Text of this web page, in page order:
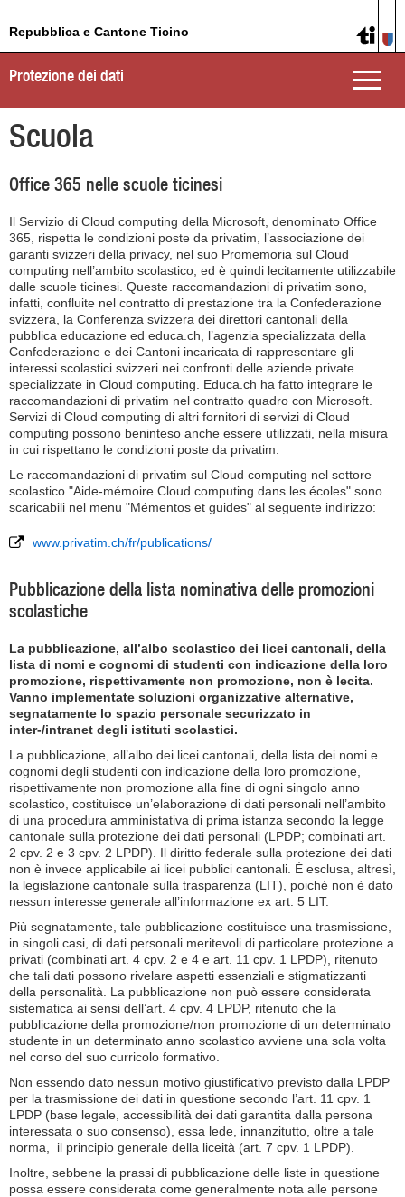
Repubblica e Cantone Ticino
Toggle
Protezione dei dati
Scuola
Office 365 nelle scuole ticinesi
Il Servizio di Cloud computing della Microsoft, denominato Office
365, rispetta le condizioni poste da privatim, l’associazione dei
garanti svizzeri della privacy, nel suo Promemoria sul Cloud
computing nell’ambito scolastico, ed è quindi lecitamente utilizzabile
dalle scuole ticinesi. Queste raccomandazioni di privatim sono,
infatti, confluite nel contratto di prestazione tra la Confederazione
svizzera, la Conferenza svizzera dei direttori cantonali della
pubblica educazione ed educa.ch, l’agenzia specializzata della
Confederazione e dei Cantoni incaricata di rappresentare gli
interessi scolastici svizzeri nei confronti delle aziende private
specializzate in Cloud computing. Educa.ch ha fatto integrare le
raccomandazioni di privatim nel contratto quadro con Microsoft.
Servizi di Cloud computing di altri fornitori di servizi di Cloud
computing possono beninteso anche essere utilizzati, nella misura
in cui rispettano le condizioni poste da privatim.
Le raccomandazioni di privatim sul Cloud computing nel settore
scolastico "Aide-mémoire Cloud computing dans les écoles" sono
scaricabili nel menu "Mémentos et guides" al seguente indirizzo:
www.privatim.ch/fr/publications/
Pubblicazione della lista nominativa delle promozioni
scolastiche
La pubblicazione, all’albo scolastico dei licei cantonali, della
lista di nomi e cognomi di studenti con indicazione della loro
promozione, rispettivamente non promozione, non è lecita.
Vanno implementate soluzioni organizzative alternative,
segnatamente lo spazio personale securizzato in
inter-/intranet degli istituti scolastici.
La pubblicazione, all’albo dei licei cantonali, della lista dei nomi e
cognomi degli studenti con indicazione della loro promozione,
rispettivamente non promozione alla fine di ogni singolo anno
scolastico, costituisce un’elaborazione di dati personali nell’ambito
di una procedura amministativa di prima istanza secondo la legge
cantonale sulla protezione dei dati personali (LPDP; combinati art.
2 cpv. 2 e 3 cpv. 2 LPDP). Il diritto federale sulla protezione dei dati
non è invece applicabile ai licei pubblici cantonali. È esclusa, altresì,
la legislazione cantonale sulla trasparenza (LIT), poiché non è dato
nessun interesse generale all’informazione ex art. 5 LIT.
Più segnatamente, tale pubblicazione costituisce una trasmissione,
in singoli casi, di dati personali meritevoli di particolare protezione a
privati (combinati art. 4 cpv. 2 e 4 e art. 11 cpv. 1 LPDP), ritenuto
che tali dati possono rivelare aspetti essenziali e stigmatizzanti
della personalità. La pubblicazione non può essere considerata
sistematica ai sensi dell’art. 4 cpv. 4 LPDP, ritenuto che la
pubblicazione della promozione/non promozione di un determinato
studente in un determinato anno scolastico avviene una sola volta
nel corso del suo curricolo formativo.
Non essendo dato nessun motivo giustificativo previsto dalla LPDP
per la trasmissione dei dati in questione secondo l’art. 11 cpv. 1
LPDP (base legale, accessibilità dei dati garantita dalla persona
interessata o suo consenso), essa lede, innanzitutto, oltre a tale
norma, il principio generale della liceità (art. 7 cpv. 1 LPDP).
Inoltre, sebbene la prassi di pubblicazione delle liste in questione
possa essere considerata come generalmente nota alle persone